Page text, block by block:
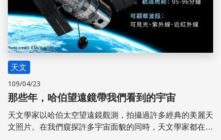
天文
109/04/23
那些年，哈伯望遠鏡帶我們看到的宇宙
天文學家以哈伯太空望遠鏡觀測，拍攝過許多經典的美麗天
文照片。在我們窺探許多宇宙面貌的同時，天文學家都在從